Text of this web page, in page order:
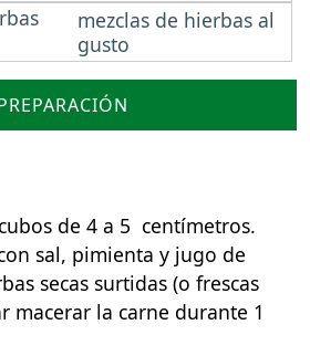
mezclas de hierbas al
gusto
de 4 a 5 centímetros.
sal, pimienta y jugo de
secas surtidas (o frescas
macerar la carne durante 1